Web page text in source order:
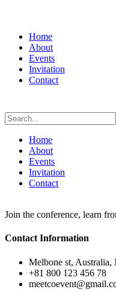
Home
About
Events
Invitation
Contact
Home
About
Events
Invitation
Contact
Join the conference, learn
Contact Information
Melbone st, Australia,
+81 800 123 456 78